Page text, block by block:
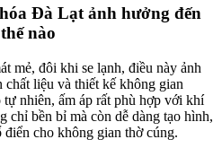
Đà Lạt ảnh hưởng đến
nào
mẻ, đôi khi se lạnh, điều này ảnh
liệu và thiết kế không gian
nhiên, ấm áp rất phù hợp với khí
chỉ bền bỉ mà còn dễ dàng tạo hình,
cho không gian thờ cúng.